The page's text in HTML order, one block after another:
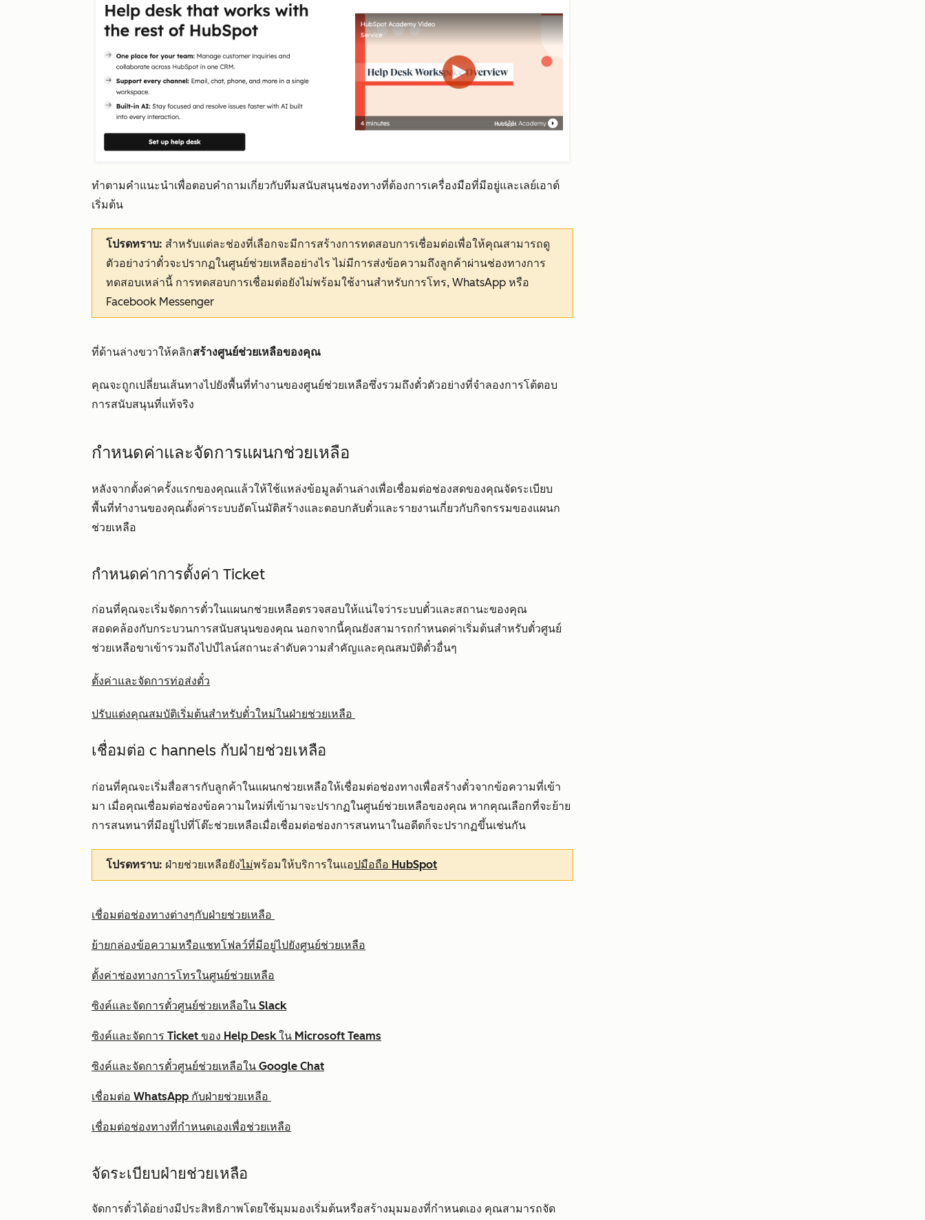
ทำตามคำแนะนำเพื่อตอบคำถามเกี่ยวกับทีมสนับสนุนช่องทางที่ต้องการเครื่องมือที่มีอยู่และเลย์เอาต์
เริ่มต้น
โปรดทราบ: สำหรับแต่ละช่องที่เลือกจะมีการสร้างการทดสอบการเชื่อมต่อเพื่อให้คุณสามารถดู
ตัวอย่างว่าตั๋วจะปรากฏในศูนย์ช่วยเหลืออย่างไร ไม่มีการส่งข้อความถึงลูกค้าผ่านช่องทางการ
ทดสอบเหล่านี้ การทดสอบการเชื่อมต่อยังไม่พร้อมใช้งานสำหรับการโทร, WhatsApp หรือ
Facebook Messenger
ที่ด้านล่างขวาให้คลิกสร้างศูนย์ช่วยเหลือของคุณ
คุณจะถูกเปลี่ยนเส้นทางไปยังพื้นที่ทำงานของศูนย์ช่วยเหลือซึ่งรวมถึงตั๋วตัวอย่างที่จำลองการโต้ตอบ
การสนับสนุนที่แท้จริง
กำหนดค่าและจัดการแผนกช่วยเหลือ
หลังจากตั้งค่าครั้งแรกของคุณแล้วให้ใช้แหล่งข้อมูลด้านล่างเพื่อเชื่อมต่อช่องสดของคุณจัดระเบียบ
พื้นที่ทำงานของคุณตั้งค่าระบบอัตโนมัติสร้างและตอบกลับตั๋วและรายงานเกี่ยวกับกิจกรรมของแผนก
ช่วยเหลือ
กำหนดค่าการตั้งค่า Ticket
ก่อนที่คุณจะเริ่มจัดการตั๋วในแผนกช่วยเหลือตรวจสอบให้แน่ใจว่าระบบตั๋วและสถานะของคุณ
สอดคล้องกับกระบวนการสนับสนุนของคุณ นอกจากนี้คุณยังสามารถกำหนดค่าเริ่มต้นสำหรับตั๋วศูนย์
ช่วยเหลือขาเข้ารวมถึงไปป์ไลน์สถานะลำดับความสำคัญและคุณสมบัติตั๋วอื่นๆ
ตั้งค่าและจัดการท่อส่งตั๋ว
ปรับแต่งคุณสมบัติเริ่มต้นสำหรับตั๋วใหม่ในฝ่ายช่วยเหลือ
เชื่อมต่อ c hannels กับฝ่ายช่วยเหลือ
ก่อนที่คุณจะเริ่มสื่อสารกับลูกค้าในแผนกช่วยเหลือให้เชื่อมต่อช่องทางเพื่อสร้างตั๋วจากข้อความที่เข้า
มา เมื่อคุณเชื่อมต่อช่องข้อความใหม่ที่เข้ามาจะปรากฏในศูนย์ช่วยเหลือของคุณ หากคุณเลือกที่จะย้าย
การสนทนาที่มีอยู่ไปที่โต๊ะช่วยเหลือเมื่อเชื่อมต่อช่องการสนทนาในอดีตก็จะปรากฏขึ้นเช่นกัน
โปรดทราบ: ฝ่ายช่วยเหลือยังไม่พร้อมให้บริการในแอปมือถือ HubSpot
เชื่อมต่อช่องทางต่างๆกับฝ่ายช่วยเหลือ
ย้ายกล่องข้อความหรือแชทโฟลว์ที่มีอยู่ไปยังศูนย์ช่วยเหลือ
ตั้งค่าช่องทางการโทรในศูนย์ช่วยเหลือ
ซิงค์และจัดการตั๋วศูนย์ช่วยเหลือใน Slack
ซิงค์และจัดการ Ticket ของ Help Desk ใน Microsoft Teams
ซิงค์และจัดการตั๋วศูนย์ช่วยเหลือใน Google Chat
เชื่อมต่อ WhatsApp กับฝ่ายช่วยเหลือ
เชื่อมต่อช่องทางที่กำหนดเองเพื่อช่วยเหลือ
จัดระเบียบฝ่ายช่วยเหลือ
จัดการตั๋วได้อย่างมีประสิทธิภาพโดยใช้มุมมองเริ่มต้นหรือสร้างมุมมองที่กำหนดเอง คุณสามารถจัด